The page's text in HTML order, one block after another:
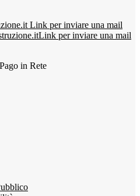
Link per inviare una mail
Link per inviare una mail
in Rete